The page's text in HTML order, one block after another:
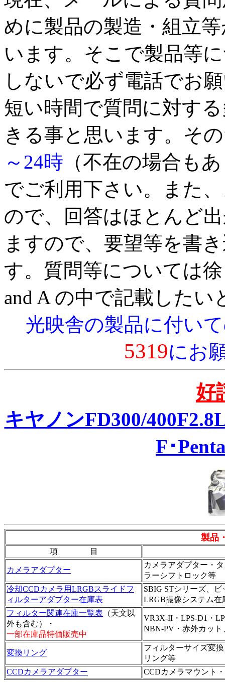
めに製品の製造・組立
います。そこで製品等
しないで必ず電話でお
短い時間で質問に対す
きる事と思います。そ
～24時 （不在の場合も
でご利用下さい。また
ので、回答はほとんど
ますので、要望等を書
す。質問等については
and A の中で記載したい
光映舎の製品に付い
5319にお
好
キヤノンFD300/
F･
製品
項 目
カメラアダプター
カメラアダプター・
ラーシフトロック等
冷却CCDカメラ用LRGBスライドフ
ィルターアダプター在庫表
SBIG STシリーズ、
LRGB撮像システム在
フィルター関連在庫一覧表 （天文以
外も含む）・
一部在庫品特価販売中
VR3X-II・LPS-D1・
NBN-PV・赤外カッ
変換リング
フィルターサイズ変
リング等
CCDカメラアダプター
CCDカメラマウント